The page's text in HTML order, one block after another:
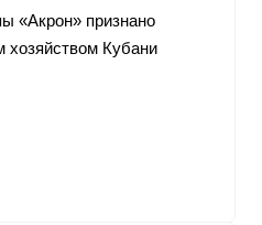
«Акрон» признано
хозяйством Кубани